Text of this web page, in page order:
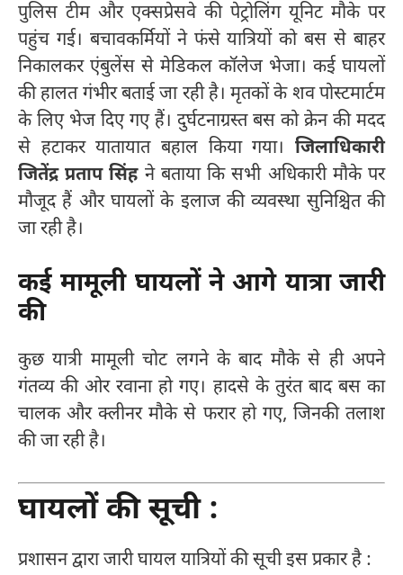
पुलिस टीम और एक्सप्रेसवे की पेट्रोलिंग यूनिट मौके पर
पहुंच गई। बचावकर्मियों ने फंसे यात्रियों को बस से बाहर
निकालकर एंबुलेंस से मेडिकल कॉलेज भेजा। कई घायलों
की हालत गंभीर बताई जा रही है। मृतकों के शव पोस्टमार्टम
के लिए भेज दिए गए हैं। दुर्घटनाग्रस्त बस को क्रेन की मदद
से हटाकर यातायात बहाल किया गया। जिलाधिकारी
जितेंद्र प्रताप सिंहने बताया कि सभी अधिकारी मौके पर
मौजूद हैं और घायलों के इलाज की व्यवस्था सुनिश्चित की
जा रही है।
कई मामूली घायलों ने आगे यात्रा जारी
की
कुछ यात्री मामूली चोट लगने के बाद मौके से ही अपने
गंतव्य की ओर रवाना हो गए। हादसे के तुरंत बाद बस का
चालक और क्लीनर मौके से फरार हो गए, जिनकी तलाश
की जा रही है।
घायलों की सूची :
प्रशासन द्वारा जारी घायल यात्रियों की सूची इस प्रकार है :